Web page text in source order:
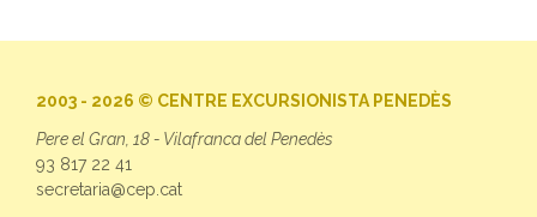
2003 - 2026 © CENTRE EXCURSIONISTA PENEDÈS
Pere el Gran, 18 - Vilafranca del Penedès
93 817 22 41
secretaria@cep.cat